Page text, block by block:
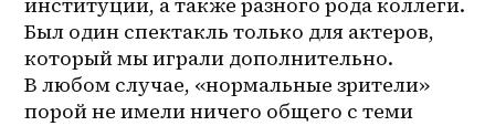
Был один спектакль только для актеров,
который мы играли дополнительно.
В любом случае, «нормальные зрители»
порой не имели ничего общего с теми